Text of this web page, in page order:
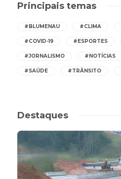
Principais temas
#BLUMENAU #CLIMA
#COVID-19 #ESPORTES
#JORNALISMO #NOTÍCIAS
#SAÚDE #TRÂNSITO
Destaques